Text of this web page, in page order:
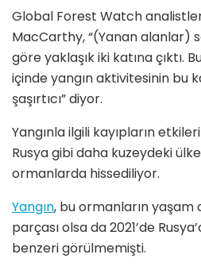
Global Forest Watch
MacCarthy, “(Yanan alanlar)
göre yaklaşık iki katına çıktı.
içinde yangın aktivitesinin bu
şaşırtıcı” diyor.
Yangınla ilgili kayıpların
Rusya gibi daha kuzeydeki
ormanlarda hissediliyor.
Yangın, bu ormanların
parçası olsa da 2021’de
benzeri görülmemişti.